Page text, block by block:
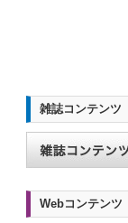
雑誌コンテンツ
Webコンテンツ